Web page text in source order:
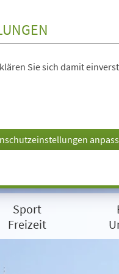
Sie sich damit
Sport
Freizeit